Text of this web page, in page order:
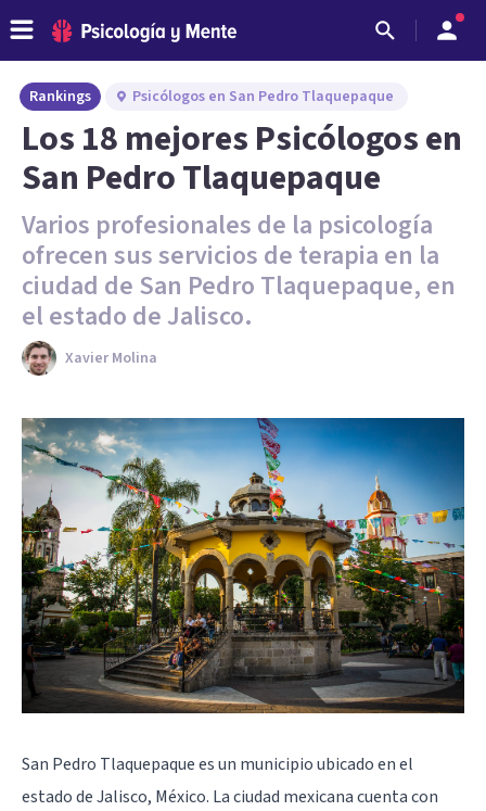
Rankings Psicólogos en San Pedro Tlaquepaque
Los 18 mejores Psicólogos en
San Pedro Tlaquepaque
Varios profesionales de la psicología
ofrecen sus servicios de terapia en la
ciudad de San Pedro Tlaquepaque, en
el estado de Jalisco.
Xavier Molina
San Pedro Tlaquepaque es un municipio ubicado en el
estado de Jalisco, México. La ciudad mexicana cuenta con